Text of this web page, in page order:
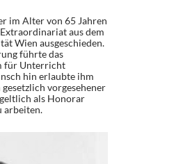
im Alter von 65 Jahren
aus dem
Wien ausgeschieden.
führte das
für Unterricht
hin erlaubte ihm
vorgesehener
als Honorar
arbeiten.